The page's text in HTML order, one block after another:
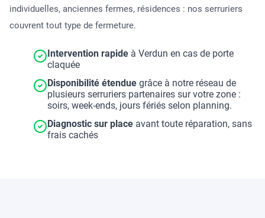
individuelles, anciennes fermes, résidences : nos serruriers
couvrent tout type de fermeture.
Intervention rapide à Verdun en cas de porte
claquée
Disponibilité étendue grâce à notre réseau de
plusieurs serruriers partenaires sur votre zone :
soirs, week-ends, jours fériés selon planning.
Diagnostic sur place avant toute réparation, sans
frais cachés